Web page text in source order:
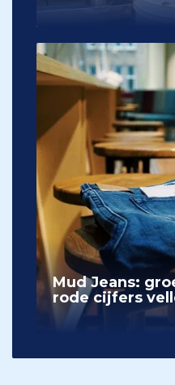
Mud Jeans:
rode cijfers